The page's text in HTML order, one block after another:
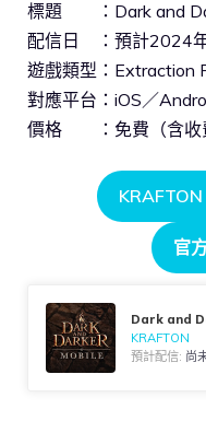
標題 ：Dark and
配信日 ：預計2024
遊戲類型：Extraction
對應平台：iOS／
價格 ：免費（含收
官
Dark and
KRAFTON
預計配信: 尚